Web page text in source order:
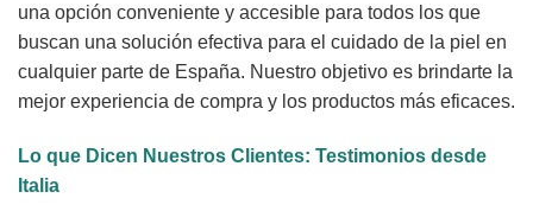
una opción conveniente y accesible para todos los que
buscan una solución efectiva para el cuidado de la piel en
cualquier parte de España. Nuestro objetivo es brindarte la
mejor experiencia de compra y los productos más eficaces.
Lo que Dicen Nuestros Clientes: Testimonios desde
Italia